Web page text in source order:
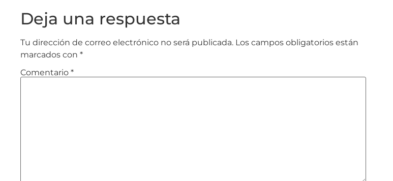
Deja una respuesta
Tu dirección de correo electrónico no será publicada. Los campos obligatorios están
marcados con *
Comentario *